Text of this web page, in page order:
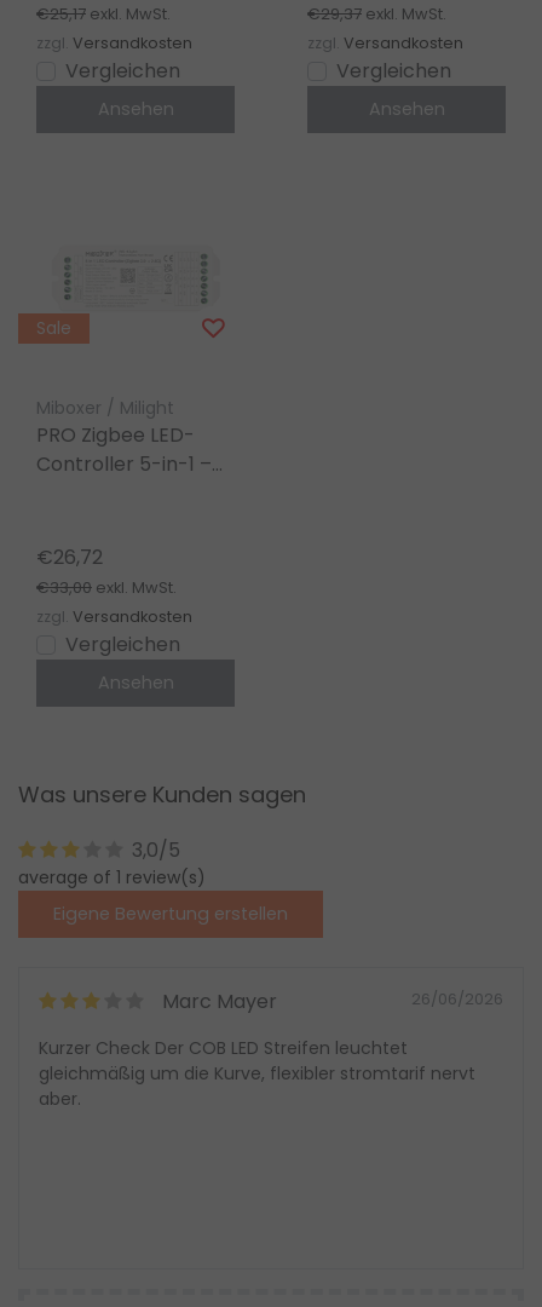
€25,17 exkl. MwSt.
zzgl. Versandkosten
Vergleichen
Ansehen
LED-Streifen 12-24V
– SZ5
€29,37 exkl. MwSt.
zzgl. Versandkosten
Vergleichen
Ansehen
Sale
Miboxer / Milight
PRO Zigbee LED-
Controller 5-in-1 –
LED-Streifen 12-24-
48V – PZ5
€26,72
€33,00 exkl. MwSt.
zzgl. Versandkosten
Vergleichen
Ansehen
Was unsere Kunden sagen
3,0/5
average of 1 review(s)
Eigene Bewertung erstellen
Marc Mayer 26/06/2026
Kurzer Check Der COB LED Streifen leuchtet
gleichmäßig um die Kurve, flexibler stromtarif nervt
aber.